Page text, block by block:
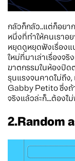
กลัวก็กลัว..แต่ก็อยา
หนึ่งที่ทำให้คนเราอ
หยุดดูหยุดฟังเรื่อง
ใหม่ที่มาเล่าเรื่องจ
ฆาตกรรมในห้องปิด
รุนแรงจนคาดไม่ถึง
Gabby Petito ซึ่งถ้
จริงแล้วล่ะก็...ต้องไ
2.Random